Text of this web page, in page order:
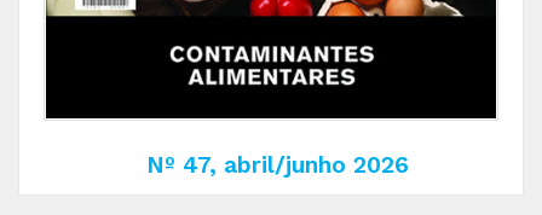
Nº 47, abril/junho 2026